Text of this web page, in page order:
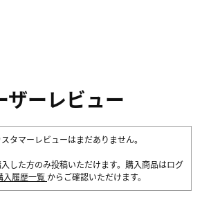
ザーレビュー
タマーレビューはまだありません。
した方のみ投稿いただけます。購入商品はログ
入履歴一覧 からご確認いただけます。